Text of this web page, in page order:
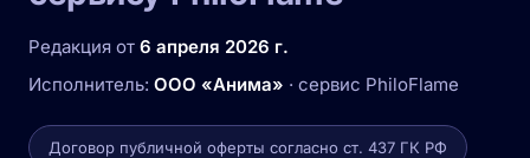
Редакция от 6 апреля 2026 г.
Исполнитель: ООО «Анима» · сервис PhiloFlame
Договор публичной оферты согласно ст. 437 ГК РФ